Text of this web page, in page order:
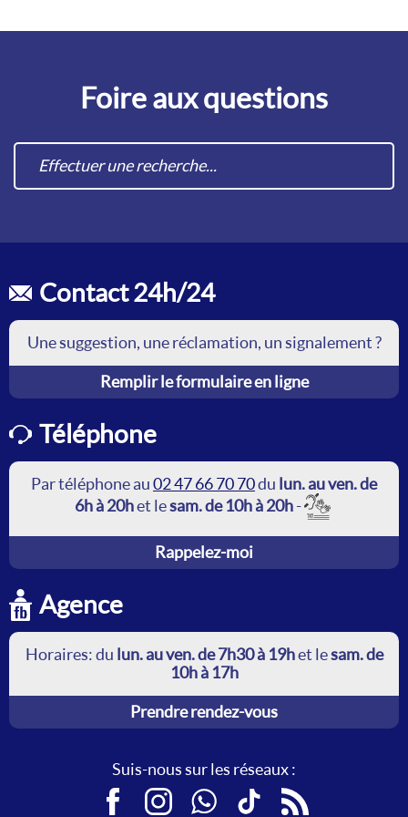
Foire aux questions
Contact 24h/24
Une suggestion, une réclamation, un signalement ?
Remplir le formulaire en ligne
Téléphone
Par téléphone au02 47 66 70 70du lun. au ven. de
6h à 20het lesam. de 10h à 20h-
Rappelez-moi
Agence
Horaires: du lun. au ven. de 7h30 à 19het lesam. de
10h à 17h
Prendre rendez-vous
Suis-nous sur les réseaux :
FacebookInstagramWhatsAppTikTokRSS